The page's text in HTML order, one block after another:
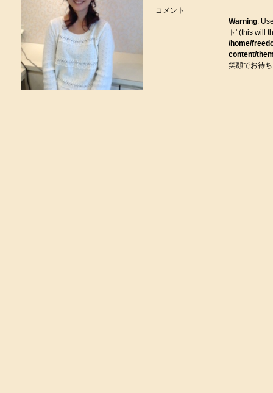
コメント
Warning:
ト' (this will
/home/
content/
笑顔でお待